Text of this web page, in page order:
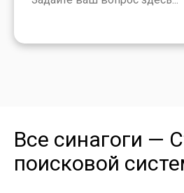
Все синагоги —
поисковой